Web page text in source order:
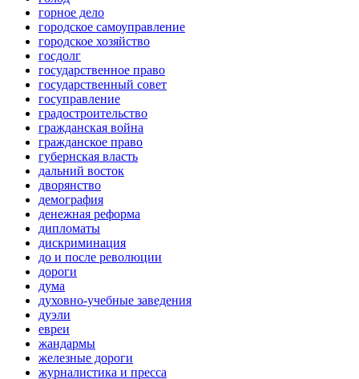
горное дело
городское самоуправление
городское хозяйство
госдолг
государственное право
государственный совет
госуправление
градостроительство
гражданская война
гражданское право
губернская власть
дальний восток
дворянство
демография
денежная реформа
дипломаты
дискриминация
до и после революции
дороги
дума
духовно-учебные заведения
дуэли
евреи
жандармы
железные дороги
журналистика и пресса